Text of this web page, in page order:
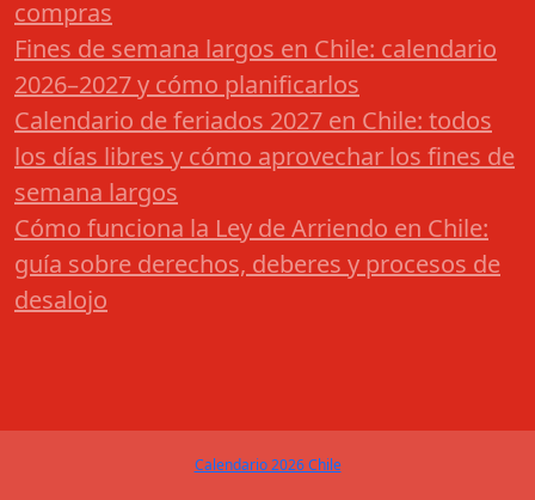
compras
Fines de semana largos en Chile: calendario
2026–2027 y cómo planificarlos
Calendario de feriados 2027 en Chile: todos
los días libres y cómo aprovechar los fines de
semana largos
Cómo funciona la Ley de Arriendo en Chile:
guía sobre derechos, deberes y procesos de
desalojo
Calendario 2026 Chile